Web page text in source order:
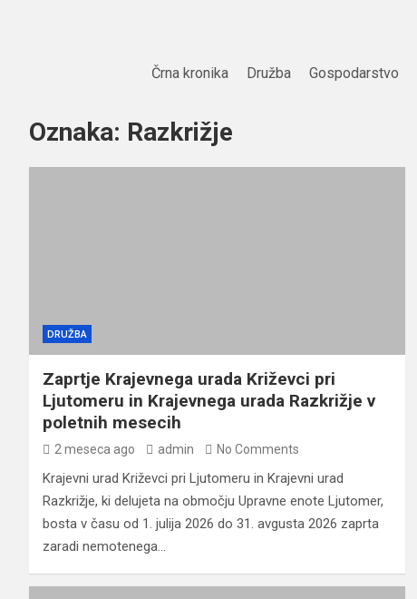
Črna kronika Družba Gospodarstvo
Oznaka: Razkrižje
DRUŽBA
Zaprtje Krajevnega urada Križevci pri
Ljutomeru in Krajevnega urada Razkrižje v
poletnih mesecih
2 meseca ago admin No Comments
Krajevni urad Križevci pri Ljutomeru in Krajevni urad
Razkrižje, ki delujeta na območju Upravne enote Ljutomer,
bosta v času od 1. julija 2026 do 31. avgusta 2026 zaprta
zaradi nemotenega…